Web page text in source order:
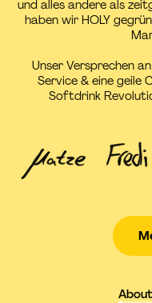
und alles andere als
haben wir HOLY
Unser Versprechen
Service & eine geile
Softdrink